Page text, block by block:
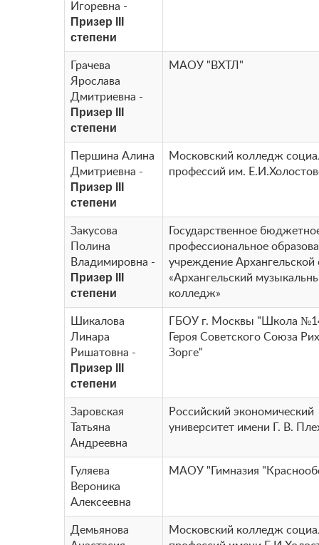
Игоревна -
Призер III
степени
Грачева
Ярослава
Дмитриевна -
Призер III
степени
МАОУ "ВХТЛ"
Першина Алина
Дмитриевна -
Призер III
степени
Московский колледж
профессий им.
Закусова
Полина
Владимировна -
Призер III
степени
Государственное
профессиональное
учреждение Архангельской
«Архангельский
колледж»
Шикалова
Линара
Ришатовна -
Призер III
степени
ГБОУ г. Москвы "Школа
Героя Советского Союза
Зорге"
Заровская
Татьяна
Андреевна
Российский экономический
университет имени Г. В.
Гуляева
Вероника
Алексеевна
МАОУ "Гимназия
Демьянова
Московский колледж